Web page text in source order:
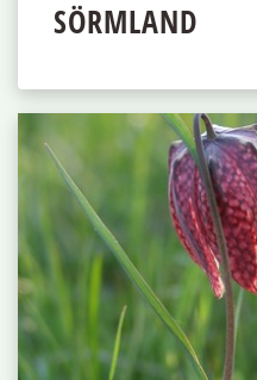
SÖRMLAND